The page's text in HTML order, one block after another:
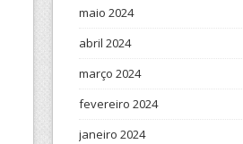
maio 2024
abril 2024
março 2024
fevereiro 2024
janeiro 2024